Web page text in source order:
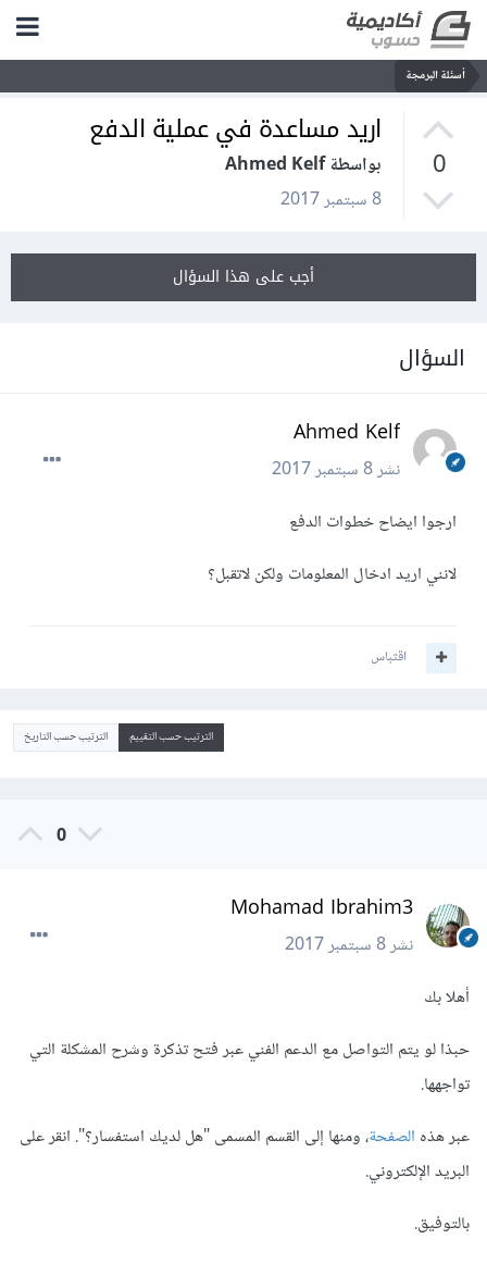
أسئلة البرمجة
0
اريد مساعدة في عملية الدفع
بواسطة Ahmed Kelf
8 سبتمبر 2017
أجب على هذا السؤال
السؤال
Ahmed Kelf
نشر8 سبتمبر 2017
ارجوا ايضاح خطوات الدفع
لانني اريد ادخال المعلومات ولكن لاتقبل؟
اقتباس
الترتيب حسب التقييم الترتيب حسب التاريخ
0
Mohamad Ibrahim3
نشر8 سبتمبر 2017
أهلا بك
حبذا لو يتم التواصل مع الدعم الفني عبر فتح تذكرة وشرح المشكلة التي
تواجهها.
عبر هذه الصفحة، ومنها إلى القسم المسمى "هل لديك استفسار؟". انقر على
البريد الإلكتروني.
بالتوفيق.